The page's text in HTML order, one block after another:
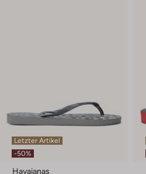
Letzter Artikel
-50%
Havaianas